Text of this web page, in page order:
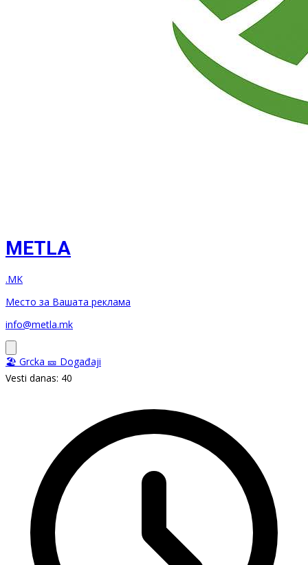
METLA
.MK
Место за Вашата реклама
info@metla.mk
🏖️ Grcka 🎫 Događaji
Vesti danas: 40